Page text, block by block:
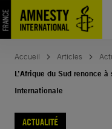
Aller
au
contenu
Accueil Articles
L’Afrique du Sud renonce
Internationale
ACTUALITÉ